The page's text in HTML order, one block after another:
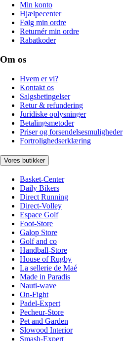
Min konto
Hjælpecenter
Følg min ordre
Returnér min ordre
Rabatkoder
Om os
Hvem er vi?
Kontakt os
Salgsbetingelser
Retur & refundering
Juridiske oplysninger
Betalingsmetoder
Priser og forsendelsesmuligheder
Fortrolighedserklæring
Vores butikker
Basket-Center
Daily Bikers
Direct Running
Direct-Volley
Espace Golf
Foot-Store
Galop Store
Golf and co
Handball-Store
House of Rugby
La sellerie de Maé
Made in Paradis
Nauti-wave
On-Fight
Padel-Expert
Pecheur-Store
Pet and Garden
Slowood Interior
Smash-Expert